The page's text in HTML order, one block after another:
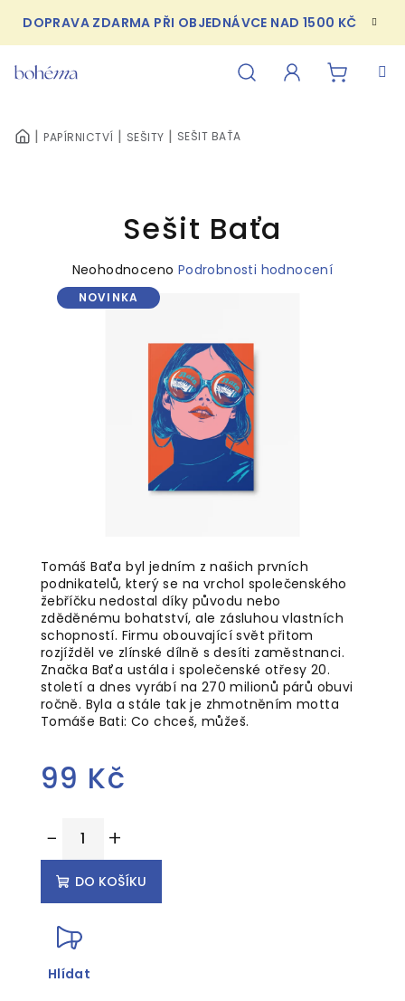
obsah
DOPRAVA ZDARMA PŘI OBJEDNÁVCE NAD 1500 KČ
DOMŮPAPÍRNICTVÍ SEŠITY SEŠIT BAŤA
Tomáš Baťa byl jedním z našich prvních
podnikatelů, který se na vrchol společenského
žebříčku nedostal díky původu nebo
zděděnému bohatství, ale zásluhou vlastních
schopností. Firmu obouvající svět přitom
rozjížděl ve zlínské dílně s desíti zaměstnanci.
Značka Baťa ustála i společenské otřesy 20.
století a dnes vyrábí na 270 milionů párů obuvi
ročně. Byla a stále tak je zhmotněním motta
Tomáše Bati: Co chceš, můžeš.
99 Kč
cena:
+
−
DO KOŠÍKU
Hlídat
Sešit Baťa
Průměrné
hodnocení
produktu
Neohodnoceno Podrobnosti hodnocení
NOVINKA